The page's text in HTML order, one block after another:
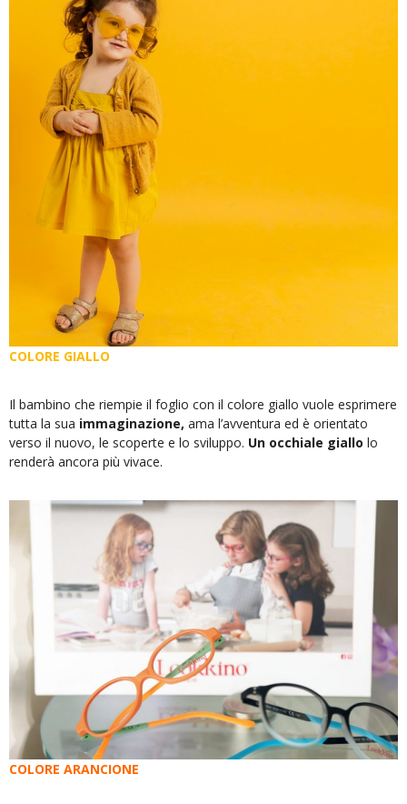
COLORE GIALLO
Il bambino che riempie il foglio con il colore giallo vuole esprimere
tutta la sua immaginazione, ama l’avventura ed è orientato
verso il nuovo, le scoperte e lo sviluppo. Un occhiale giallo lo
renderà ancora più vivace.
COLORE ARANCIONE